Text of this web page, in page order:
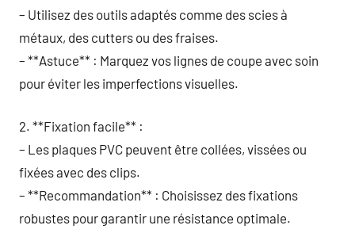
– Utilisez des outils adaptés comme des scies à
métaux, des cutters ou des fraises.
– **Astuce** : Marquez vos lignes de coupe avec soin
pour éviter les imperfections visuelles.
2. **Fixation facile** :
– Les plaques PVC peuvent être collées, vissées ou
fixées avec des clips.
– **Recommandation** : Choisissez des fixations
robustes pour garantir une résistance optimale.